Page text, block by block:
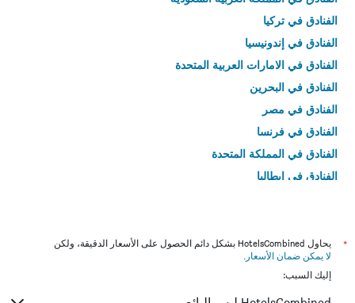
الفنادق في تركيا
الفنادق في إندونيسيا
الفنادق في الامارات العربية المتحدة
الفنادق في البحرين
الفنادق في مصر
الفنادق في فرنسا
الفنادق في المملكة المتحدة
الفنادق في إيطاليا
*
يحاول HotelsCombined بشكل دائم الحصول على الأسعار الدقيقة، ولكن
لا يمكن ضمان الأسعار .
إليك السبب: